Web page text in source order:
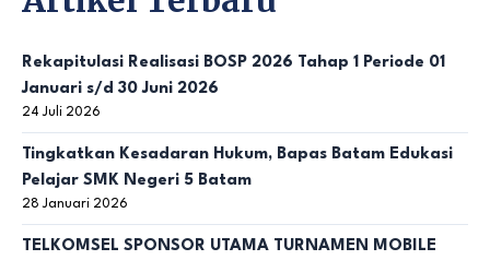
Rekapitulasi Realisasi BOSP 2026 Tahap 1 Periode 01
Januari s/d 30 Juni 2026
24 Juli 2026
Tingkatkan Kesadaran Hukum, Bapas Batam Edukasi
Pelajar SMK Negeri 5 Batam
28 Januari 2026
TELKOMSEL SPONSOR UTAMA TURNAMEN MOBILE